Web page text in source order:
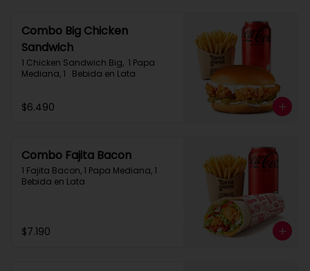
Combo Big Chicken
Sandwich
1 Chicken Sandwich Big,  1 Papa
Mediana, 1   Bebida en Lata
$6.490
Combo Fajita Bacon
1 Fajita Bacon, 1 Papa Mediana, 1
Bebida en Lata
$7.190